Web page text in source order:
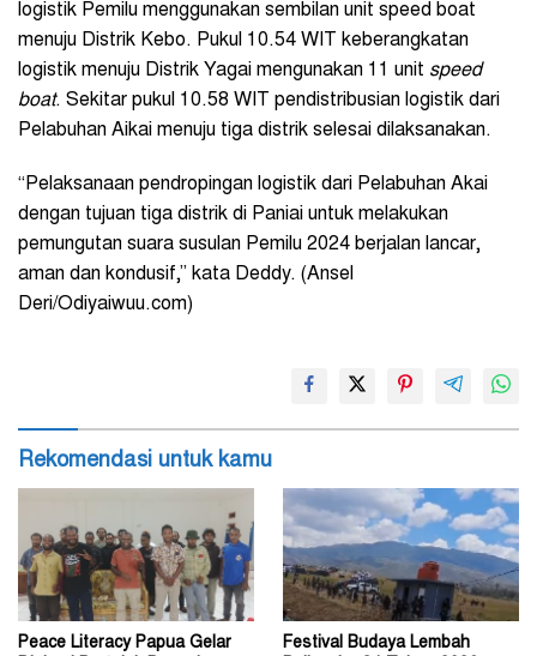
logistik Pemilu menggunakan sembilan unit speed boat
menuju Distrik Kebo. Pukul 10.54 WIT keberangkatan
logistik menuju Distrik Yagai mengunakan 11 unit speed
boat. Sekitar pukul 10.58 WIT pendistribusian logistik dari
Pelabuhan Aikai menuju tiga distrik selesai dilaksanakan.
“Pelaksanaan pendropingan logistik dari Pelabuhan Akai
dengan tujuan tiga distrik di Paniai untuk melakukan
pemungutan suara susulan Pemilu 2024 berjalan lancar,
aman dan kondusif,” kata Deddy. (Ansel
Deri/Odiyaiwuu.com)
Rekomendasi untuk kamu
Peace Literacy Papua Gelar
Festival Budaya Lembah